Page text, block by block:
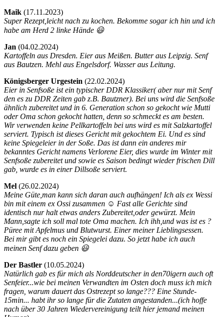
Maik (17.11.2023)
Super Rezept,leicht nach zu kochen. Bekomme sogar ich hin und ich
habe am Herd 2 linke Hände 😃
Jan (04.02.2024)
Kartoffeln aus Dresden. Eier aus Meißen. Butter aus Leipzig. Senf
aus Bautzen. Mehl aus Engelsdorf. Wasser aus Leitung.
Königsberger Urgestein (22.02.2024)
Eier in Senfsoße ist ein typischer DDR Klassiker( aber nur mit Senf
den es zu DDR Zeiten gab z.B. Bautzner). Bei uns wird die Senfsoße
ähnlich zubereitet und in 6. Generation schon so gekocht wie Mutti
oder Oma schon gekocht hatten, denn so schmeckt es am besten.
Wir verwenden keine Pellkartoffeln bei uns wird es mit Salzkartoffel
serviert. Typisch ist dieses Gericht mit gekochtem Ei. Und es sind
keine Spiegeleier in der Soße. Das ist dann ein anderes mir
bekanntes Gericht namens Verlorene Eier, dies wurde im Winter mit
Senfsoße zubereitet und sowie es Saison bedingt wieder frischen Dill
gab, wurde es in einer Dillsoße serviert.
Mel (26.02.2024)
Meine Güte,man kann sich daran auch aufhängen! Ich als ex Wessi
bin mit einem ex Ossi zusammen ☺️ Fast alle Gerichte sind
identisch nur halt etwas anders Zubereitet,oder gewürzt. Mein
Mann,sagte ich soll mal tote Oma machen. Ich ihh,und was ist es ?
Püree mit Apfelmus und Blutwurst. Einer meiner Lieblingsessen.
Bei mir gibt es noch ein Spiegelei dazu. So jetzt habe ich auch
meinen Senf dazu geben 😃
Der Bastler (10.05.2024)
Natürlich gab es für mich als Norddeutscher in den70igern auch oft
Senfeier...wie bei meinen Verwandten im Osten doch muss ich mich
fragen, warum dauert das Ostrezept so lange??? Eine Stunde-
15min... habt ihr so lange für die Zutaten angestanden...(ich hoffe
nach über 30 Jahren Wiedervereinigung teilt hier jemand meinen